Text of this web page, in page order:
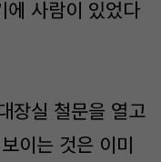
에 사람이 있었다
장실 철문을 열고
이는 것은 이미